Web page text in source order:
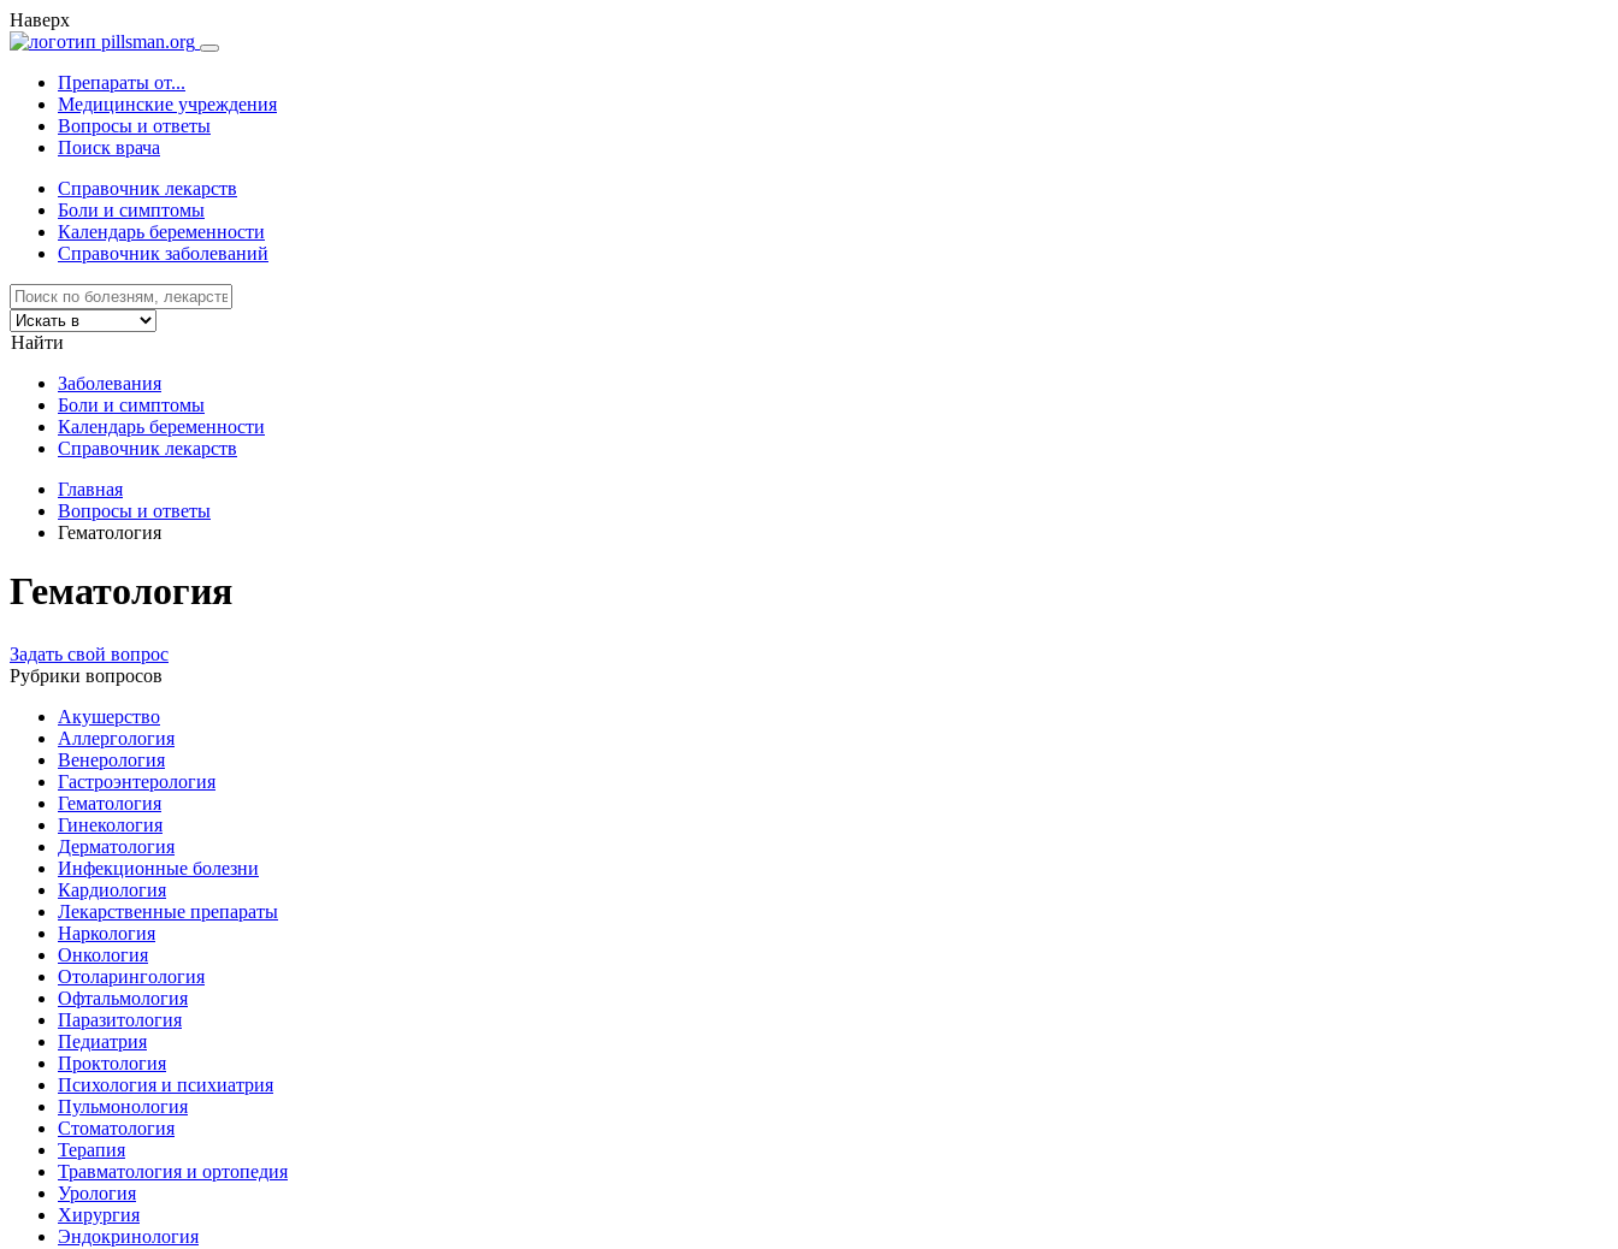
Наверх
Препараты от...
Медицинские учреждения
Вопросы и ответы
Поиск врача
Справочник лекарств
Боли и симптомы
Календарь беременности
Справочник заболеваний
Найти
Заболевания
Боли и симптомы
Календарь беременности
Справочник лекарств
Главная
Вопросы и ответы
Гематология
Гематология
Задать свой вопрос
Рубрики вопросов
Акушерство
Аллергология
Венерология
Гастроэнтерология
Гематология
Гинекология
Дерматология
Инфекционные болезни
Кардиология
Лекарственные препараты
Наркология
Онкология
Отоларингология
Офтальмология
Паразитология
Педиатрия
Проктология
Психология и психиатрия
Пульмонология
Стоматология
Терапия
Травматология и ортопедия
Урология
Хирургия
Эндокринология